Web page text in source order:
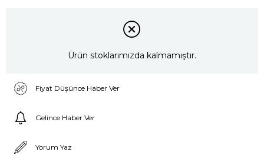
Ürün stoklarımızda kalmamıştır.
Fiyat Düşünce Haber Ver
Gelince Haber Ver
Yorum Yaz